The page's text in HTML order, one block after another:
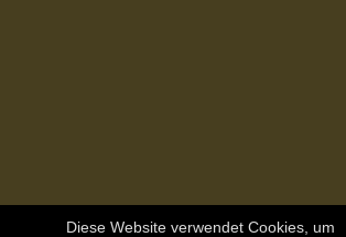
Diese Website verwendet Cookies, um